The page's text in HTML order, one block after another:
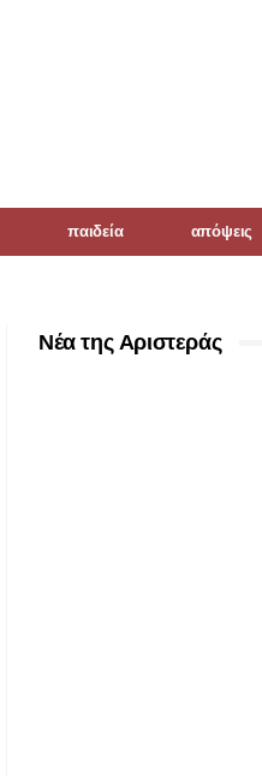
παιδεία απόψεις
Νέα της Αριστεράς